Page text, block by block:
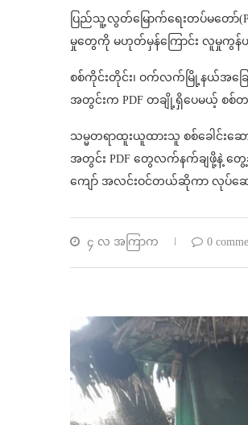
ပြည်သူ့လွတ်မြောက်ရေးတပ်မတော်
မှုတွေကို မဟုတ်မှန်ကြောင်း လူမှုကွန်
စစ်ကိုင်းတိုင်း၊ ဝက်လက်မြို့နယ်အခြ
အတွင်းက PDF တချို့ရှိပေမယ့် စစ်
သမ္မတရာထူးယူထားသူ စစ်ခေါင်း
အတွင်း PDF တွေလက်နက်ချဖို့နဲ့ တွေ့ဆုံ
ကျော် အလင်းဝင်တယ်ဆိုကာ လုပ်ဆေ
၄ လ အကြာက 0